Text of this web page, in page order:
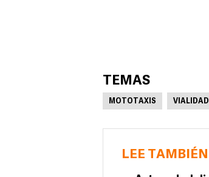
TEMAS
MOTOTAXIS VIALIDAD
LEE TAMBIÉN